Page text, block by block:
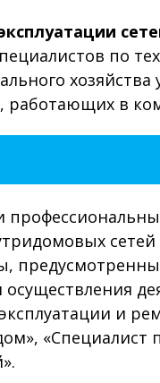
по
в
и
«Специалист